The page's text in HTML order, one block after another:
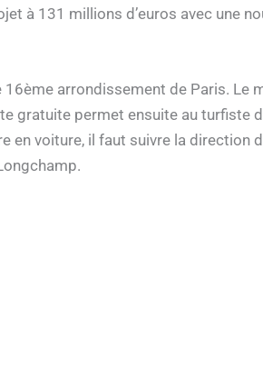
à 131 millions d’euros avec une
arrondissement de Paris. Le
gratuite permet ensuite au turfiste
en voiture, il faut suivre la direction